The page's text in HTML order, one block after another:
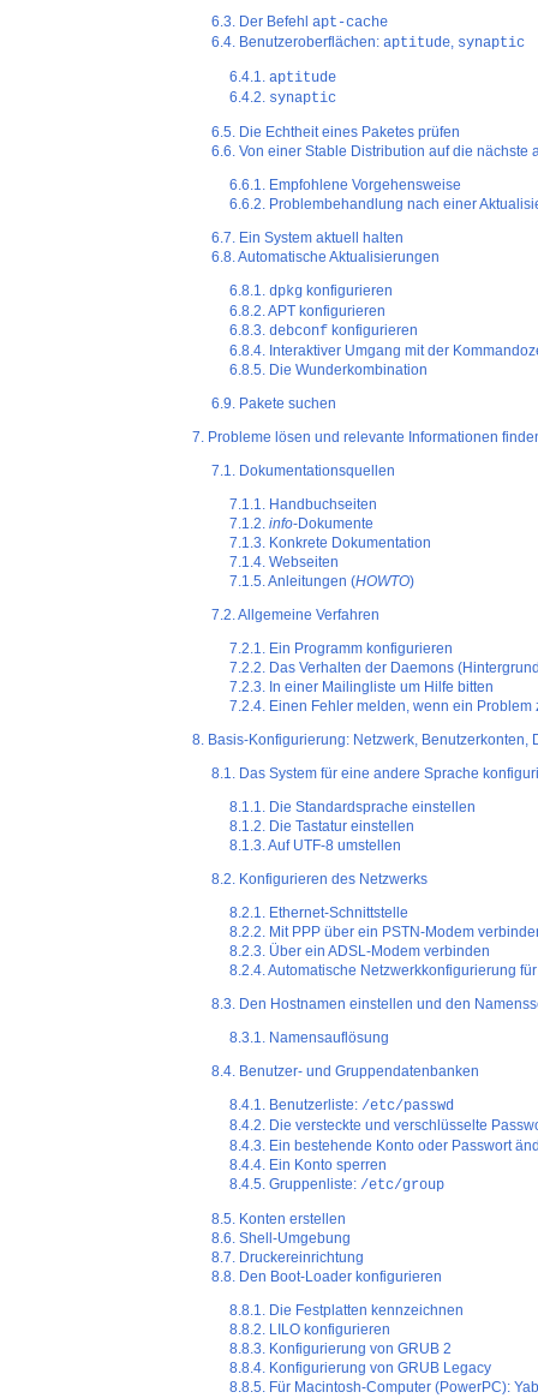
6.3. Der Befehl apt-cache
6.4. Benutzeroberflächen: aptitude, synaptic
6.4.1.aptitude
6.4.2. synaptic
6.5. Die Echtheit eines Paketes prüfen
6.6. Von einer Stable Distribution auf die nächste
6.6.1. Empfohlene Vorgehensweise
6.6.2. Problembehandlung nach einer
6.7. Ein System aktuell halten
6.8. Automatische Aktualisierungen
6.8.1.dpkg konfigurieren
6.8.2. APT konfigurieren
6.8.3.debconf konfigurieren
6.8.4. Interaktiver Umgang mit der
6.8.5. Die Wunderkombination
6.9. Pakete suchen
7. Probleme lösen und relevante Informationen
7.1. Dokumentationsquellen
7.1.1. Handbuchseiten
7.1.2.info-Dokumente
7.1.3. Konkrete Dokumentation
7.1.4. Webseiten
7.1.5. Anleitungen (HOWTO)
7.2. Allgemeine Verfahren
7.2.1. Ein Programm konfigurieren
7.2.2. Das Verhalten der Daemons
7.2.3. In einer Mailingliste um Hilfe bitten
7.2.4. Einen Fehler melden, wenn ein Problem
8. Basis-Konfigurierung: Netzwerk, Benutzerkonten,
8.1. Das System für eine andere Sprache
8.1.1. Die Standardsprache einstellen
8.1.2. Die Tastatur einstellen
8.1.3. Auf UTF-8 umstellen
8.2. Konfigurieren des Netzwerks
8.2.1. Ethernet-Schnittstelle
8.2.2. Mit PPP über ein PSTN-Modem
8.2.3. Über ein ADSL-Modem verbinden
8.2.4. Automatische Netzwerkkonfigurierung
8.3. Den Hostnamen einstellen und den
8.3.1. Namensauflösung
8.4. Benutzer- und Gruppendatenbanken
8.4.1. Benutzerliste: /etc/passwd
8.4.2. Die versteckte und verschlüsselte
8.4.3. Ein bestehende Konto oder Passwort
8.4.4. Ein Konto sperren
8.4.5. Gruppenliste: /etc/group
8.5. Konten erstellen
8.6. Shell-Umgebung
8.7. Druckereinrichtung
8.8. Den Boot-Loader konfigurieren
8.8.1. Die Festplatten kennzeichnen
8.8.2. LILO konfigurieren
8.8.3. Konfigurierung von GRUB 2
8.8.4. Konfigurierung von GRUB Legacy
8.8.5. Für Macintosh-Computer (PowerPC):